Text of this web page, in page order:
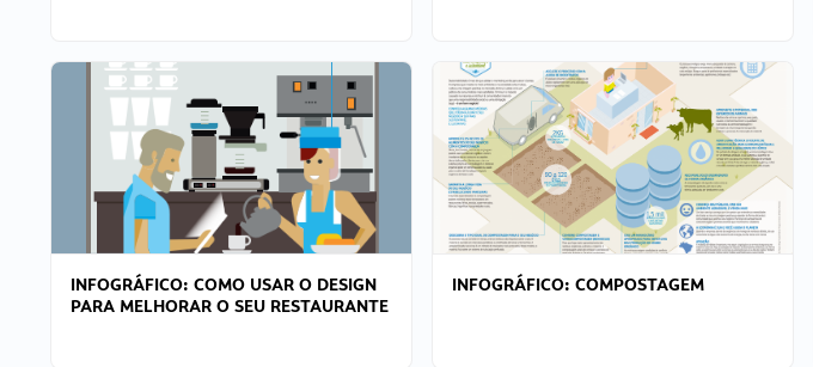
INFOGRÁFICO: COMO USAR O DESIGN
PARA MELHORAR O SEU RESTAURANTE
INFOGRÁFICO: COMPOSTAGEM